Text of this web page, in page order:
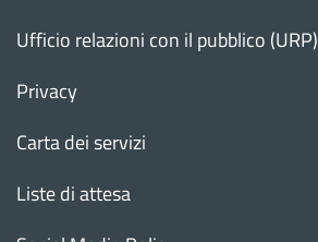
Ufficio relazioni con il pubblico (URP)
Privacy
Carta dei servizi
Liste di attesa